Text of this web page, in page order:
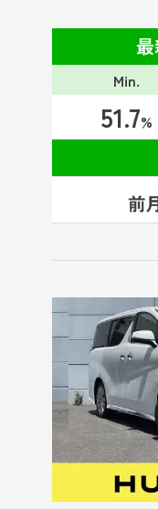
Min.
51.7%